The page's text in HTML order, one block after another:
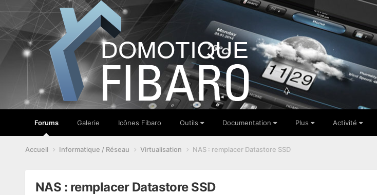
Forums Galerie Icônes Fibaro Outils Documentation Plus Activité
Accueil Informatique / Réseau Virtualisation NAS : remplacer Datastore SSD
NAS : remplacer Datastore SSD